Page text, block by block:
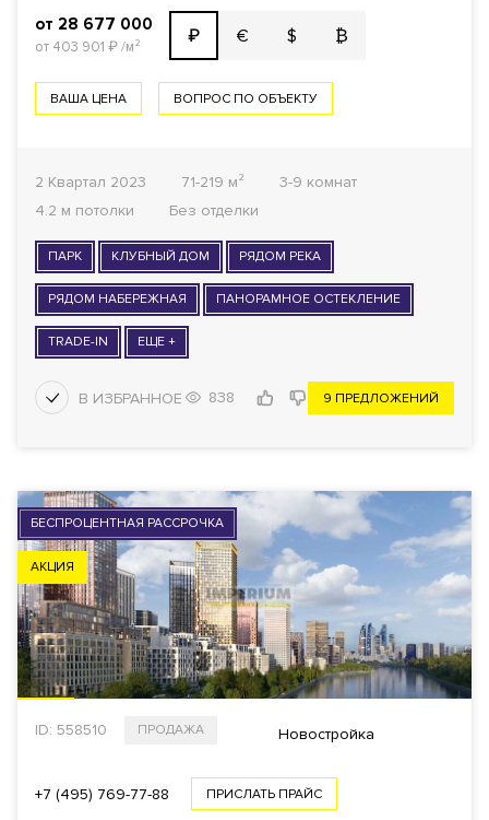
от 28 677 000
от 403 901 ₽/м² ₽ € $ ₿
ВАША ЦЕНА ВОПРОС ПО ОБЪЕКТУ
2 Квартал 2023 71-219 м²
3-9 комнат
4.2 м потолки
Без отделки
ПАРК КЛУБНЫЙ ДОМ РЯДОМ РЕКА
РЯДОМ НАБЕРЕЖНАЯ ПАНОРАМНОЕ ОСТЕКЛЕНИЕ
TRADE-IN ЕЩЕ +
838 9 ПРЕДЛОЖЕНИЙ
БЕСПРОЦЕНТНАЯ РАССРОЧКА
АКЦИЯ
ID: 558510 ПРОДАЖА Новостройка
+7 (495) 769-77-88 ПРИСЛАТЬ ПРАЙС